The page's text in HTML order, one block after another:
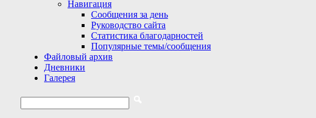
Навигация
Сообщения за день
Руководство сайта
Статистика благодарностей
Популярные темы/сообщения
Файловый архив
Дневники
Галерея